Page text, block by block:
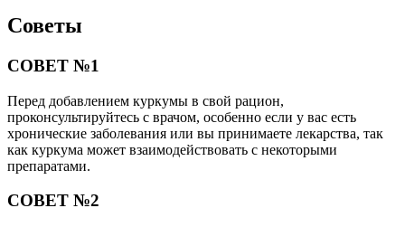
Советы
СОВЕТ №1
Перед добавлением куркумы в свой рацион,
проконсультируйтесь с врачом, особенно если у вас есть
хронические заболевания или вы принимаете лекарства, так
как куркума может взаимодействовать с некоторыми
препаратами.
СОВЕТ №2